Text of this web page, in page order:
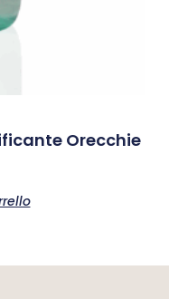
Orecchie